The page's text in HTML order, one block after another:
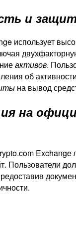
и
использует
активов.
об
на вывод
на
Exchange
Пользователи